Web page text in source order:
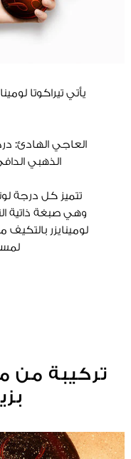
يأتي تيراكوتا
العاجي الهادئ:
الذهبي
تتميز كل درجة
وهي صبغة ذاتية
لومينايزر
تركيبة من